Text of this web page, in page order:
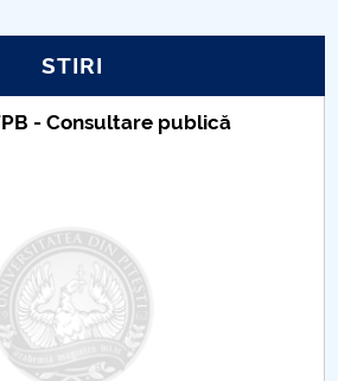
comunitate
STIRI
- Consultare publică